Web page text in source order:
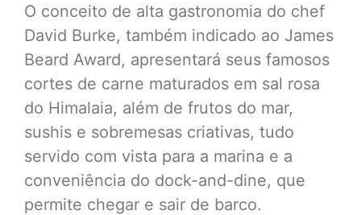
O conceito de alta gastronomia do chef
David Burke, também indicado ao James
Beard Award, apresentará seus famosos
cortes de carne maturados em sal rosa
do Himalaia, além de frutos do mar,
sushis e sobremesas criativas, tudo
servido com vista para a marina e a
conveniência do dock-and-dine, que
permite chegar e sair de barco.